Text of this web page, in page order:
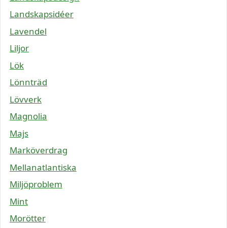
Landskapsidéer
Lavendel
Liljor
Lök
Lönnträd
Lövverk
Magnolia
Majs
Marköverdrag
Mellanatlantiska
Miljöproblem
Mint
Morötter